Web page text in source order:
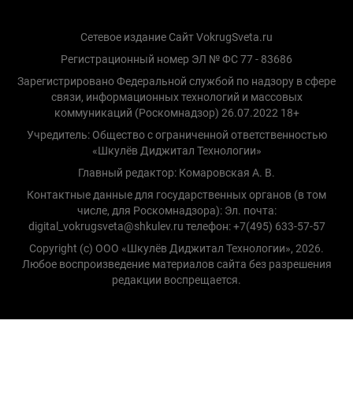
Сетевое издание Сайт VokrugSveta.ru
Регистрационный номер ЭЛ № ФС 77 - 83686
Зарегистрировано Федеральной службой по надзору в сфере
связи, информационных технологий и массовых
коммуникаций (Роскомнадзор) 26.07.2022 18+
Учредитель: Общество с ограниченной ответственностью
«Шкулёв Диджитал Технологии»
Главный редактор: Комаровская А. В.
Контактные данные для государственных органов (в том
числе, для Роскомнадзора): Эл. почта:
digital_vokrugsveta@shkulev.ru телефон: +7(495) 633-57-57
Copyright (с) ООО «Шкулёв Диджитал Технологии», 2026.
Любое воспроизведение материалов сайта без разрешения
редакции воспрещается.